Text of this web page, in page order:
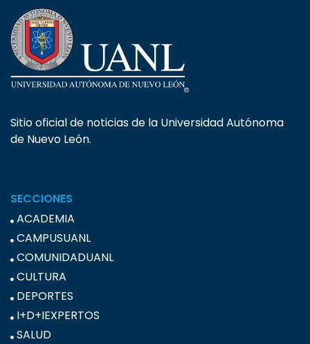
Sitio oficial de noticias de la Universidad Autónoma
de Nuevo León.
SECCIONES
ACADEMIA
CAMPUSUANL
COMUNIDADUANL
CULTURA
DEPORTES
I+D+IEXPERTOS
SALUD